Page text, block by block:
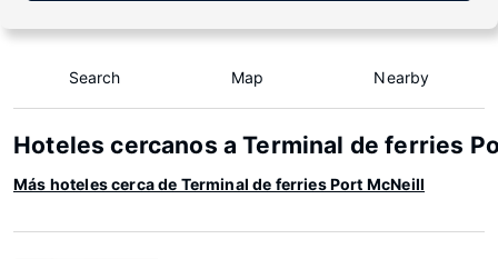
Search Map Nearby
Hoteles cercanos a Terminal de ferries
Más hoteles cerca de Terminal de ferries Port McNeill